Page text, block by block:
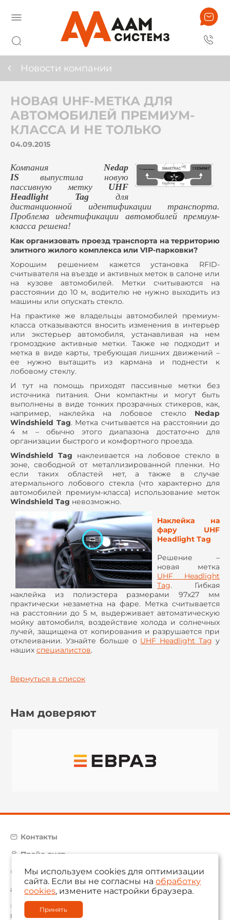
Новости компании
НОВАЯ UHF-МЕТКА ДЛЯ
АВТОМОБИЛЕЙ ПРЕМИУМ-
КЛАССА И НЕ ТОЛЬКО
04.09.2015
Компания Nedap
IS выпустила новую
пассивную метку UHF
Headlight
Tag для
дистанционной идентификации транспорта.
Проблема идентификации автомобилей премиум-
класса решена!
Как организовать проезд транспорта на территорию
элитного жилого комплекса или VIP-парковки?
Хорошим решением кажется установка RFID-
считывателя на въезде и активных меток в салоне или
на кузове автомобилей. Метки считываются на
расстоянии до 10 м, водителю не нужно выходить из
машины или опускать стекло.
На практике же владельцы автомобилей премиум-
класса отказываются вносить изменения в интерьер
или экстерьер автомобиля, устанавливая на нем
громоздкие активные метки. Также не подходит и
метка в виде карты, требующая лишних движений –
ее нужно вытащить из кармана и поднести к
лобовому стеклу.
И тут на помощь приходят пассивные метки без
источника питания. Они компактны и могут быть
выполнены в виде тонких прозрачных стикеров, как,
например, наклейка на лобовое стекло Nedap
Windshield Tag. Метка считывается на расстоянии до
4 м – обычно этого диапазона достаточно для
организации быстрого и комфортного проезда.
Windshield Tag наклеивается на лобовое стекло в
зоне, свободной от металлизированной пленки. Но
если таких областей нет, а также в случае
атермального лобового стекла (что характерно для
автомобилей премиум-класса) использование меток
Windshield Tag невозможно.
Наклейка на
фару UHF
Headlight Tag
Решение –
новая метка
UHF Headlight
Tag. Гибкая
наклейка из полиэстера размерами 97х27 мм
практически незаметна на фаре. Метка считывается
на расстоянии до 5 м, выдерживает автоматическую
мойку автомобиля, воздействие холода и солнечных
лучей, защищена от копирования и разрушается при
отклеивании. Узнайте больше о UHF Headlight Tag у
наших специалистов.
Вернуться в список
Нам доверяют
Контакты
Прайс-лист
Карта сайта
aam@aamsystems.ru
© 2004 — 2026 «AAM Systems»
Политика обработки персональных данных
Мы используем cookies для оптимизации
сайта. Если вы не согласны наобработку
cookies, измените настройки браузера.
Принять